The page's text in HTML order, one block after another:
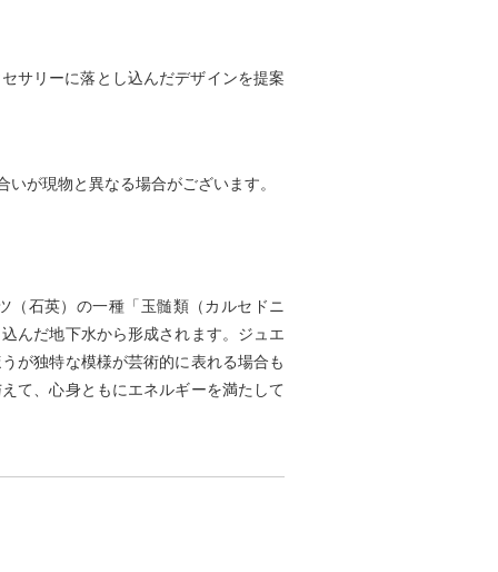
サリーに落とし込んだデザインを提案
が現物と異なる場合がございます。
（石英）の一種「玉髄類（カルセドニ
んだ地下水から形成されます。ジュエ
が独特な模様が芸術的に表れる場合も
て、心身ともにエネルギーを満たして